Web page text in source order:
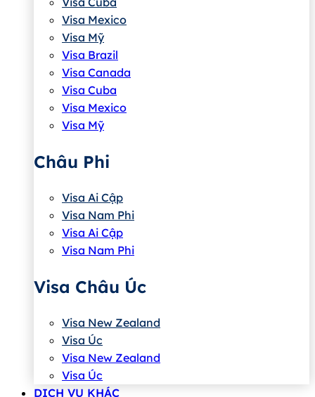
Visa Mexico
Visa Mỹ
Visa Brazil
Visa Canada
Visa Cuba
Visa Mexico
Visa Mỹ
Châu Phi
Visa Ai Cập
Visa Nam Phi
Visa Ai Cập
Visa Nam Phi
Visa Châu Úc
Visa New Zealand
Visa Úc
Visa New Zealand
Visa Úc
DỊCH VỤ KHÁC